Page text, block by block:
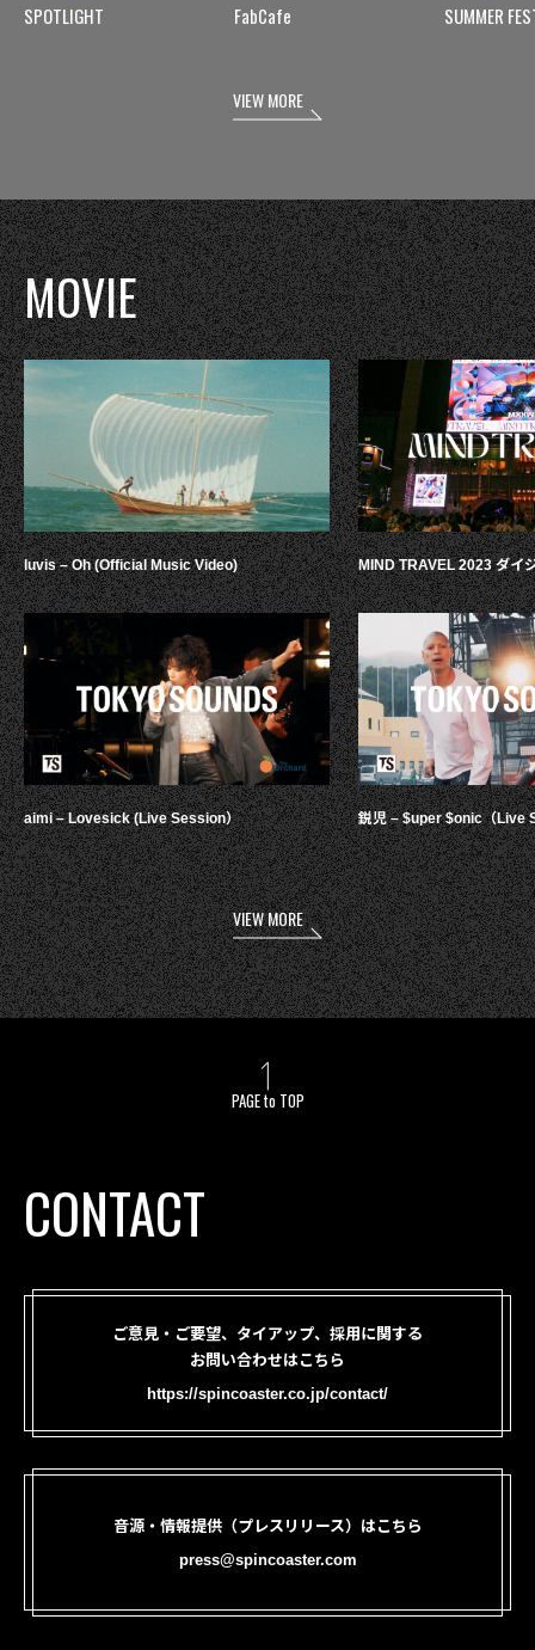
SPOTLIGHT FabCafe SUMMER
VIEW MORE
MOVIE
luvis – Oh (Official Music Video)
aimi – Lovesick (Live Session）
MIND TRAVEL 2023 ダイ
鋭児 – $uper $onic（Live
VIEW MORE
PAGE to TOP
CONTACT
ご意見・ご要望、タイアップ、採用に関する
お問い合わせはこちら
https://spincoaster.co.jp/contact/
音源・情報提供（プレスリリース）はこちら
press@spincoaster.com